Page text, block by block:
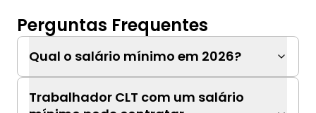
Perguntas Frequentes
Qual o salário mínimo em 2026?
Trabalhador CLT com um salário